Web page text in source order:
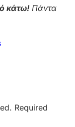
κάτω! Πάντα
Required